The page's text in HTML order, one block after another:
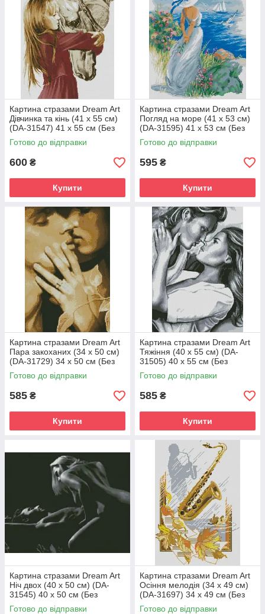
Картина стразами Dream Art
Дівчинка та кінь (41 х 55 см)
(DA-31547) 41 х 55 см (Без
підрамника)
Готово до відправки
600 ₴
Купити
Картина стразами Dream Art
Погляд на море (41 х 53 см)
(DA-31595) 41 х 53 см (Без
підрамника)
Готово до відправки
595 ₴
Купити
Картина стразами Dream Art
Пара закоханих (34 х 50 см)
(DA-31729) 34 х 50 см (Без
підрамника)
Готово до відправки
585 ₴
Купити
Картина стразами Dream Art
Тяжіння (40 х 55 см) (DA-
31505) 40 х 55 см (Без
підрамника)
Готово до відправки
585 ₴
Купити
Картина стразами Dream Art
Ніч двох (40 х 50 см) (DA-
31545) 40 х 50 см (Без
підрамника)
Готово до відправки
Картина стразами Dream Art
Осіння мелодія (34 х 49 см)
(DA-31697) 34 х 49 см (Без
підрамника)
Готово до відправки